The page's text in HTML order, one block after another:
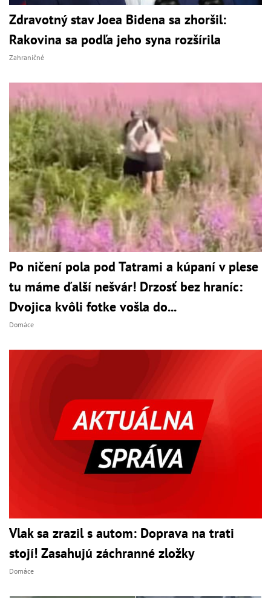
Zdravotný stav Joea Bidena sa zhoršil:
Rakovina sa podľa jeho syna rozšírila
Zahraničné
Po ničení pola pod Tatrami a kúpaní v plese
tu máme ďalší nešvár! Drzosť bez hraníc:
Dvojica kvôli fotke vošla do...
Domáce
Vlak sa zrazil s autom: Doprava na trati
stojí! Zasahujú záchranné zložky
Domáce